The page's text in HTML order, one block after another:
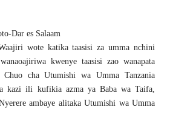
Dar es Salaam
wote katika taasisi za umma nchini
kwenye taasisi zao wanapata
cha Utumishi wa Umma Tanzania
kazi ili kufikia azma ya Baba wa Taifa,
ambaye alitaka Utumishi wa Umma